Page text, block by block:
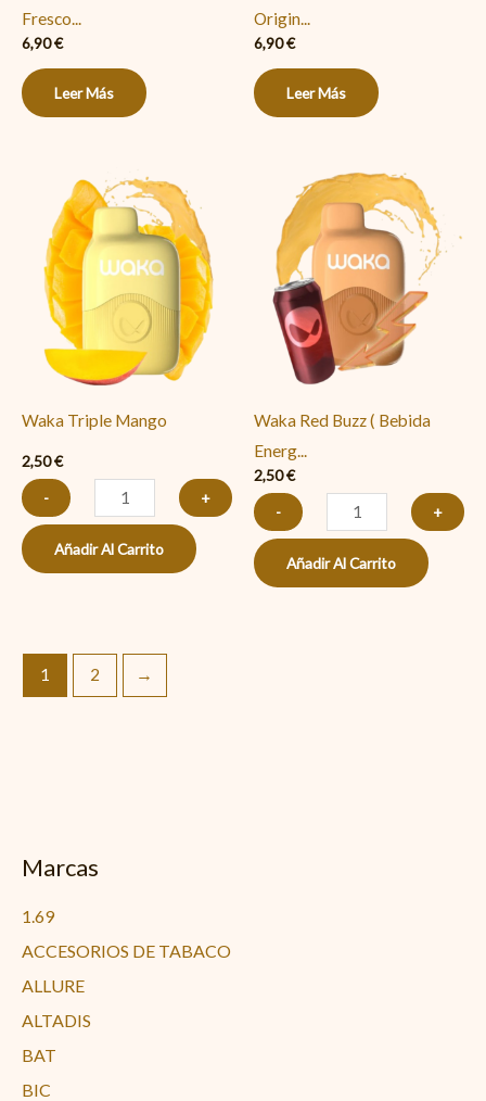
Marcas
1.69
ACCESORIOS DE TABACO
ALLURE
ALTADIS
BAT
BIC
Fresco...
6,90€
Leer Más
Origin...
6,90€
Leer Más
Waka Triple Mango
2,50€
-
Waka
Triple
Mango
cantidad
+
Añadir Al Carrito
Waka Red Buzz ( Bebida
Energ...
2,50€
-
Waka
Red
Buzz
(
Bebida
Energetica
+
Añadir Al Carrito
1 2 →